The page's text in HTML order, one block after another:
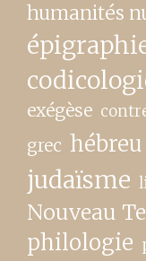
humanités
exégèse
grec hébreu
judaïsme
Nouveau
philologie